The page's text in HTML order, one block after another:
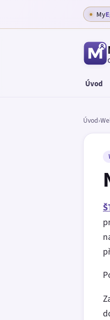
My
Úvod
Úvod›